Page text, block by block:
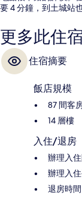
要 4 分鐘，到土城站
更多此住
住宿摘要
飯店規模
87 間客
14 層樓
入住/退房
辦理入
辦理入
退房時